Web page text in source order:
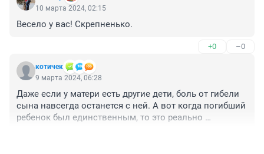
10 марта 2024, 02:15
Весело у вас! Скрепненько.
+0 –0
котичек
9 марта 2024, 06:28
Даже если у матери есть другие дети, боль от гибели
сына навсегда останется с ней. А вот когда погибший
ребенок был единственным, то это реально